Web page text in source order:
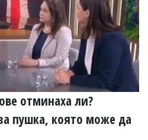
отминаха ли?
пушка, която може да